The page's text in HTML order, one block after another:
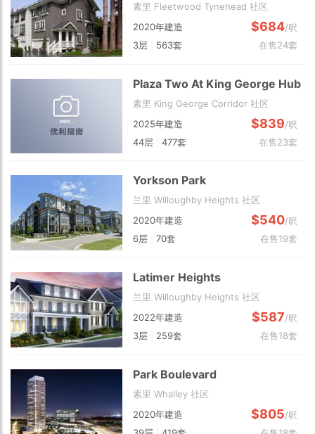
素里 Fleetwood Tynehead 社区
2020年建造
$684/呎
3层
563套 在售24套
Plaza Two At King George Hub
素里 King George Corridor 社区
2025年建造
$839/呎
44层
477套 在售23套
Yorkson Park
兰里 Willoughby Heights 社区
2020年建造
$540/呎
6层
70套 在售19套
Latimer Heights
兰里 Willoughby Heights 社区
2022年建造
$587/呎
3层
259套 在售18套
Park Boulevard
素里 Whalley 社区
2020年建造
$805/呎